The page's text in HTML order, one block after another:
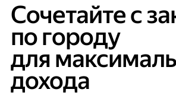
Сочетайте с
по городу
для
дохода